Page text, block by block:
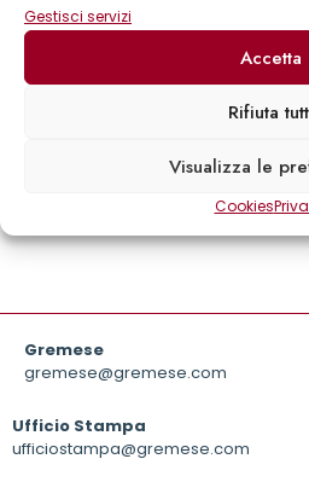
Gestisci servizi
Accetta
Rifiuta
Visualizza le
Cookies
Gloria Averbuch,
Gremese
gremese@gremese.com
Ufficio Stampa
ufficiostampa@gremese.com